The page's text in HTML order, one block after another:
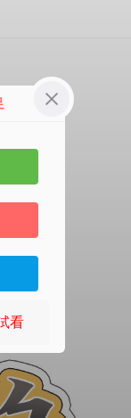
看